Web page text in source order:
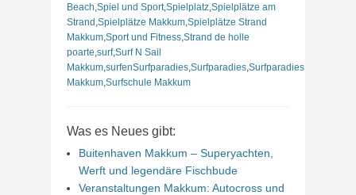
Beach Spiel und Sport,Spielplatz Spielplätze am
Strand Spielplätze Makkum Spielplätze Strand
Makkum Sport und Fitness Strand de holle
poarte surf,Surf N Sail
Makkum surfenSurfparadies Surfparadies Surfparadies
Makkum Surfschule Makkum
Was es Neues gibt:
Buitenhaven Makkum – Superyachten,
Werft und legendäre Fischbude
Veranstaltungen Makkum: Autocross und